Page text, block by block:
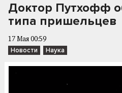
Доктор Путхофф
типа пришельцев
17 Мая 00:59
Новости Наука